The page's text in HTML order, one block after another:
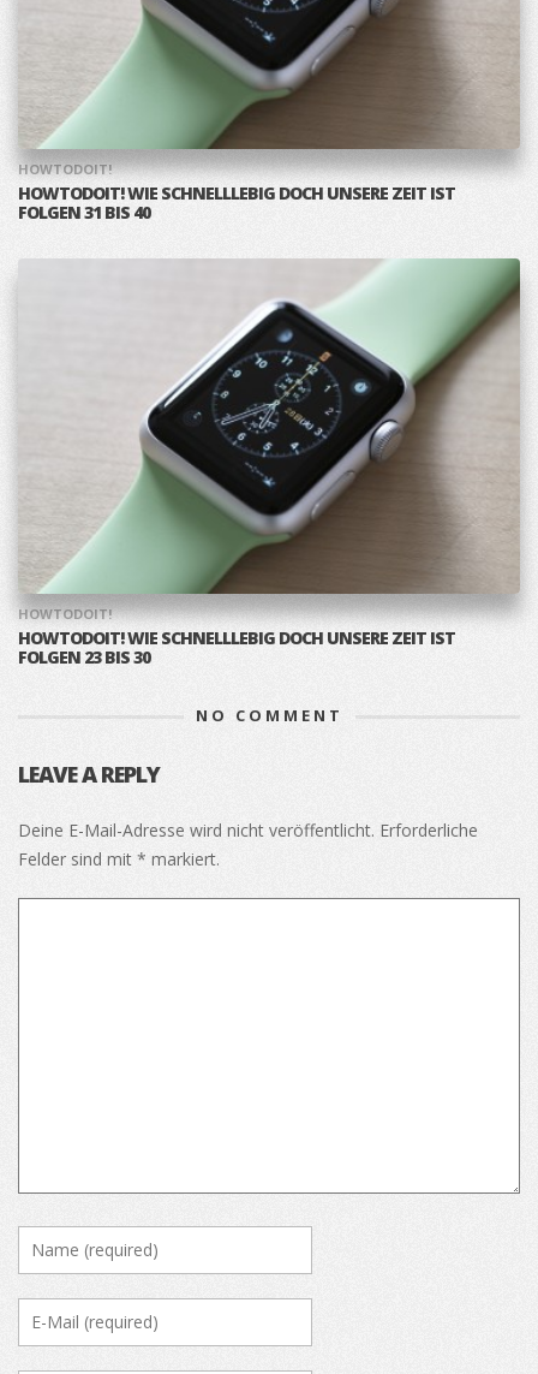
HOWTODOIT!
HOWTODOIT! WIE SCHNELLLEBIG DOCH UNSERE ZEIT IST
FOLGEN 31 BIS 40
HOWTODOIT!
HOWTODOIT! WIE SCHNELLLEBIG DOCH UNSERE ZEIT IST
FOLGEN 23 BIS 30
NO COMMENT
LEAVE A REPLY
Deine E-Mail-Adresse wird nicht veröffentlicht. Erforderliche
Felder sind mit * markiert.